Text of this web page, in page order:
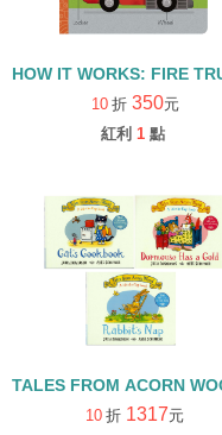
HOW IT WORKS: FIRE
10 折 350元
紅利 1 點
TALES FROM ACORN
10 折 1317元